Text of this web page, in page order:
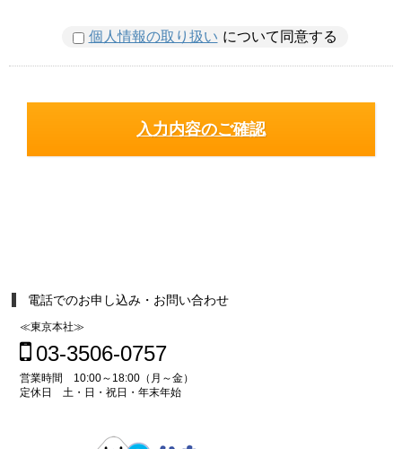
個人情報の取り扱い について同意する
電話でのお申し込み・お問い合わせ
≪東京本社≫
03-3506-0757
営業時間 10:00～18:00（月～金）
定休日 土・日・祝日・年末年始